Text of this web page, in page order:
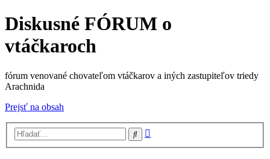
Diskusné FÓRUM o
vtáčkaroch
fórum venované chovateľom vtáčkarov a iných zastupiteľov triedy
Arachnida
Prejsť na obsah
Hľadať